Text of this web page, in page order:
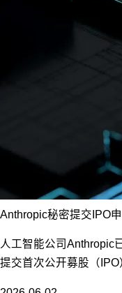
Anthropic秘密提交IPO
人工智能公司Anthropic
提交首次公开募股（IPO